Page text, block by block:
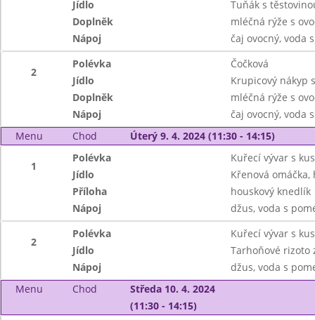
Jídlo
Tuňák s
Doplněk
mléčná rýže s
Nápoj
čaj ovocný, voda
2
Polévka
Čočková
Jídlo
Krupicový nákyp
Doplněk
mléčná rýže s
Nápoj
čaj ovocný, voda
Menu
Chod Úterý 9. 4. 2024 (11:30 - 14:15)
1
Polévka
Kuřecí vývar s
Jídlo
Křenová omáčka,
Příloha
houskový knedlík
Nápoj
džus, voda s
2
Polévka
Kuřecí vývar s
Jídlo
Tarhoňové rizoto
Nápoj
džus, voda s
Menu
Chod
Středa 10. 4. 2024
(11:30 - 14:15)